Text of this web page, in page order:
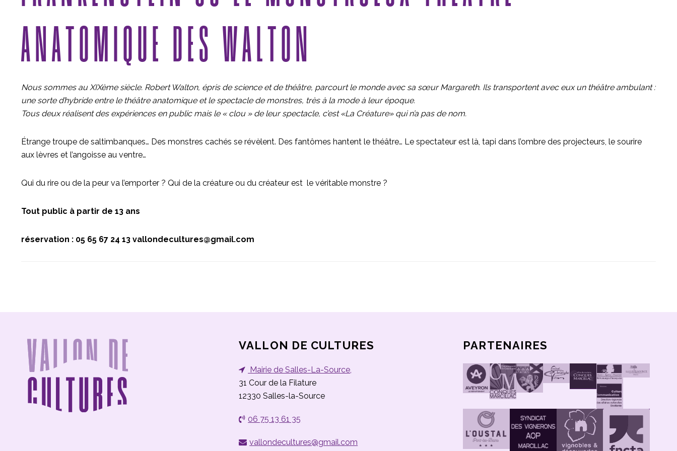
ANATOMIQUE DES WALTON
Nous sommes au XIXème siècle. Robert Walton, épris de science et de théâtre, parcourt le monde avec sa sœur Margareth. Ils transportent avec eux un théâtre ambulant :
une sorte d’hybride entre le théâtre anatomique et le spectacle de monstres, très à la mode à leur époque.
Tous deux réalisent des expériences en public mais le « clou » de leur spectacle, c’est «La Créature» qui n’a pas de nom.
Étrange troupe de saltimbanques… Des monstres cachés se révèlent. Des fantômes hantent le théâtre… Le spectateur est là, tapi dans l’ombre des projecteurs, le sourire
aux lèvres et l’angoisse au ventre…
Qui du rire ou de la peur va l’emporter ? Qui de la créature ou du créateur est le véritable monstre ?
Tout public à partir de 13 ans
réservation : 05 65 67 24 13 vallondecultures@gmail.com
FOOTER VALLON DE CULTURES
Mairie de Salles-La-Source,
31 Cour de la Filature
12330 Salles-la-Source
06 75 13 61 35
vallondecultures@gmail.com
PARTENAIRES